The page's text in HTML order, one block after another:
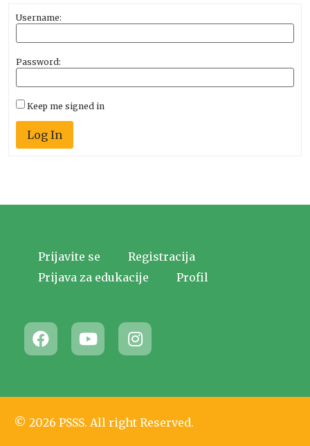
Username:
Password:
Keep me signed in
Log In
Prijavite se
Registracija
Prijava za edukacije
Profil
© 2026 PSSS. All right Reserved.